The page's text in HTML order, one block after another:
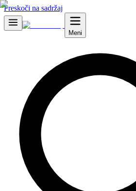
Preskoči na sadržaj
Meni